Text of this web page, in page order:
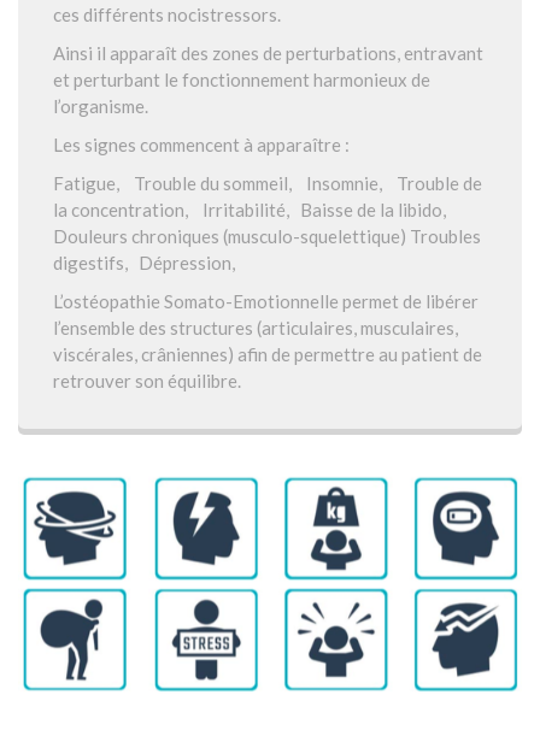
ces différents nocistressors.
Ainsi il apparaît des zones de perturbations, entravant
et perturbant le fonctionnement harmonieux de
l’organisme.
Les signes commencent à apparaître :
Fatigue, Trouble du sommeil, Insomnie, Trouble de
la concentration, Irritabilité, Baisse de la libido,
Douleurs chroniques (musculo-squelettique) Troubles
digestifs, Dépression,
L’ostéopathie Somato-Emotionnelle permet de libérer
l’ensemble des structures (articulaires, musculaires,
viscérales, crâniennes) afin de permettre au patient de
retrouver son équilibre.